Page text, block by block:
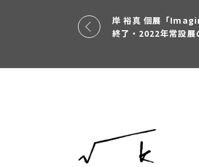
岸 裕真 個展「
終了・2022年常設展